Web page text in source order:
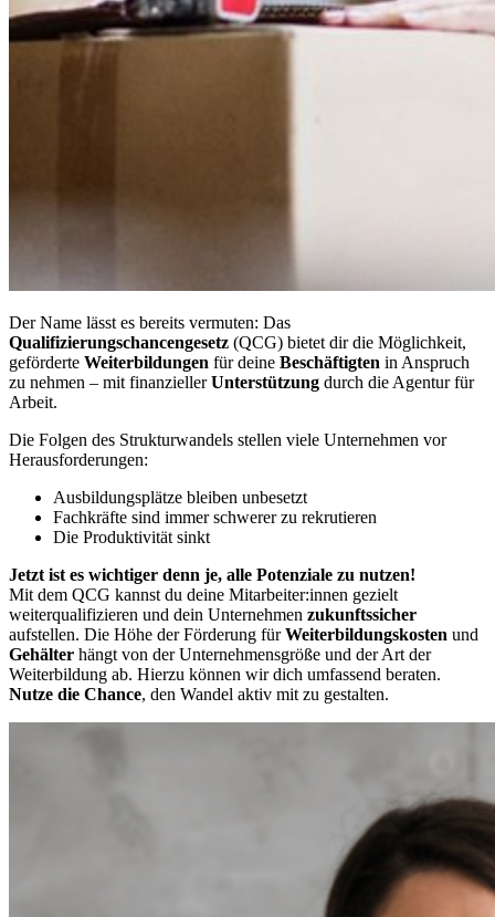
Der Name lässt es bereits vermuten: Das
Qualifizierungschancengesetz (QCG) bietet dir die Möglichkeit,
geförderte Weiterbildungen für deine Beschäftigten in Anspruch
zu nehmen – mit finanziellerUnterstützung durch die Agentur für
Arbeit.
Die Folgen des Strukturwandels stellen viele Unternehmen vor
Herausforderungen:
Ausbildungsplätze bleiben unbesetzt
Fachkräfte sind immer schwerer zu rekrutieren
Die Produktivität sinkt
Jetzt ist es wichtiger denn je, alle Potenziale zu nutzen!
Mit dem QCG kannst du deine Mitarbeiter:innen gezielt
weiterqualifizieren und dein Unternehmen zukunftssicher
aufstellen. Die Höhe der Förderung fürWeiterbildungskosten und
Gehälter hängt von der Unternehmensgröße und der Art der
Weiterbildung ab. Hierzu können wir dich umfassend beraten.
Nutze die Chance, den Wandel aktiv mit zu gestalten.